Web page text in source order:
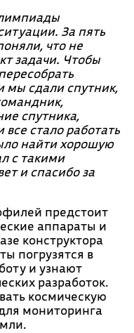
За пять
что не
задачи. Чтобы
мы сдали спутник,
спутника,
стало работать
найти хорошую
с такими
и спасибо за
предстоит
аппараты и
конструктора
погрузятся в
и узнают
разработок.
космическую
мониторинга